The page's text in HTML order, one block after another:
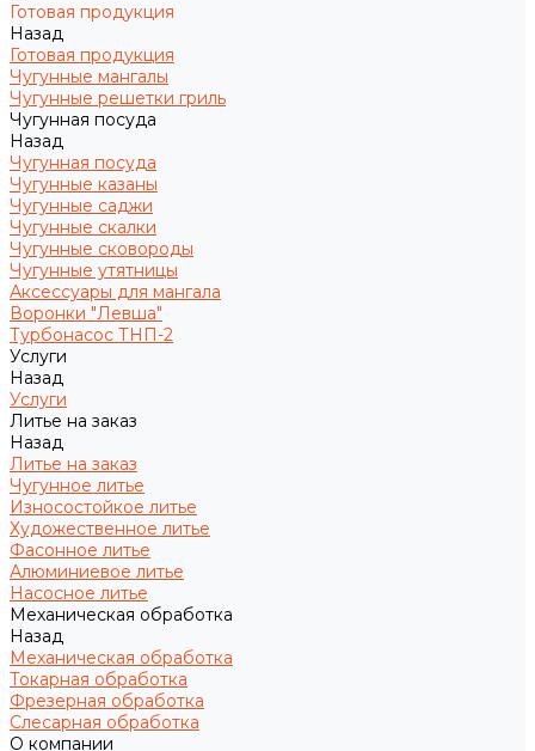
Готовая продукция
Назад
Готовая продукция
Чугунные мангалы
Чугунные решетки гриль
Чугунная посуда
Назад
Чугунная посуда
Чугунные казаны
Чугунные саджи
Чугунные скалки
Чугунные сковороды
Чугунные утятницы
Аксессуары для мангала
Воронки "Левша"
Турбонасос ТНП-2
Услуги
Назад
Услуги
Литье на заказ
Назад
Литье на заказ
Чугунное литье
Износостойкое литье
Художественное литье
Фасонное литье
Алюминиевое литье
Насосное литье
Механическая обработка
Назад
Механическая обработка
Токарная обработка
Фрезерная обработка
Слесарная обработка
О компании